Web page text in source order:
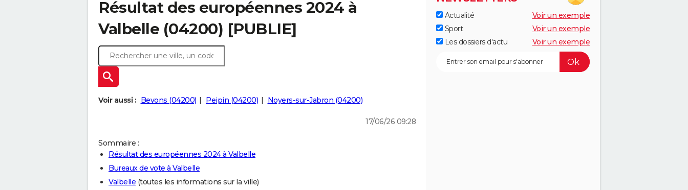
Résultat des européennes 2024 à
Valbelle (04200) [PUBLIE]
Voir aussi : Bevons (04200) Peipin (04200) Noyers-sur-Jabron (04200)
17/06/26 09:28
Sommaire :
Résultat des européennes 2024 à Valbelle
Bureaux de vote à Valbelle
Valbelle (toutes les informations sur la ville)
Actualité
Voir un exemple
Sport
Voir un exemple
Les dossiers d'actu
Voir un exemple